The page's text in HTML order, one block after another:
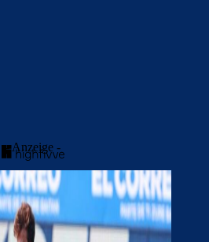
- Anzeige -